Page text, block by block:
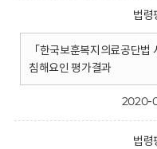
법령
「한국보훈복지의료공단
침해요인 평가결과
2020-
법령